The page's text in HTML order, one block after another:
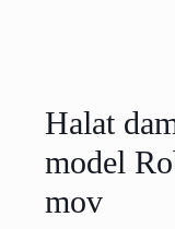
Halat
model
mov